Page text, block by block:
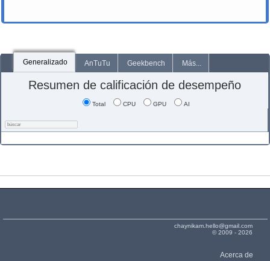
Generalizado AnTuTu Geekbench Más...
Resumen de calificación de desempeño
Total CPU GPU AI
chaynikam.hello@gmail.com
© 2009 - 2026
Acerca de